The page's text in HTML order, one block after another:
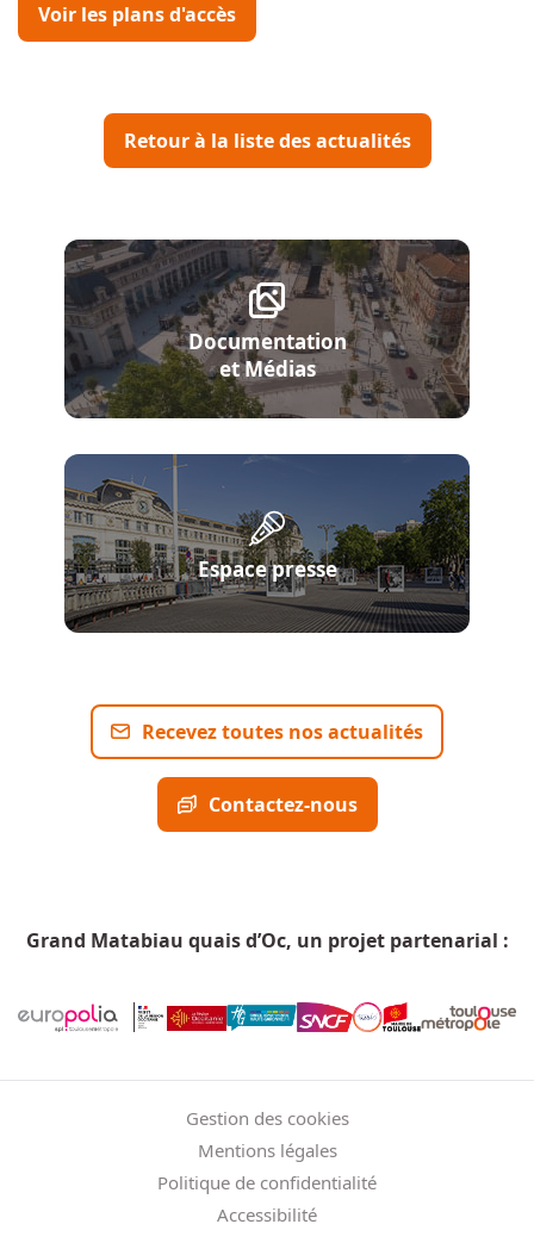
Voir les plans d'accès
Retour à la liste des actualités
Documentation
et Médias
Espace presse
Recevez toutes nos actualités
Contactez-nous
Grand Matabiau quais d’Oc, un projet partenarial :
Gestion des cookies
Mentions légales
Politique de confidentialité
Accessibilité